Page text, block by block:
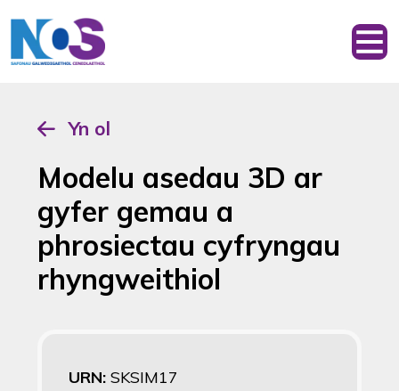
Yn ol
Modelu asedau 3D ar
gyfer gemau a
phrosiectau cyfryngau
rhyngweithiol
URN: SKSIM17